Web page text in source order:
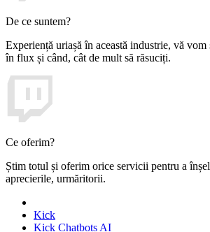
De ce suntem?
Experiență uriașă în această industrie, vă vom
în flux și când, cât de mult să răsuciți.
Ce oferim?
Știm totul și oferim orice servicii pentru a
aprecierile, urmăritorii.
Kick
Kick Chatbots AI